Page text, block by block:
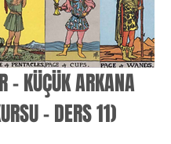
– KÜÇÜK ARKANA
- DERS 11)